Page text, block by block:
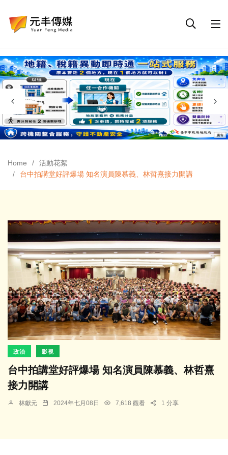
Home
活動花絮
台中拍講堂好評爆場 知名演員陳慕義、林哲熹接力開講
政治 影視
台中拍講堂好評爆場 知名演員陳慕義、林哲熹
接力開講
林獻元 2024年七月08日 7,618 觀看 1 分享